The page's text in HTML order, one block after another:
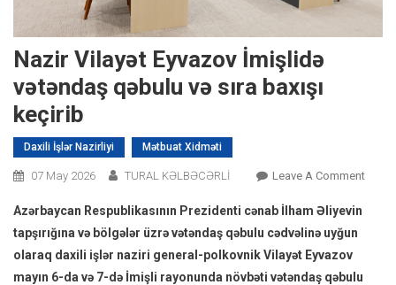
Nazir Vilayət Eyvazov İmişlidə
vətəndaş qəbulu və sıra baxışı
keçirib
Daxili İşlər Nazirliyi Mətbuat Xidməti
07 May 2026 TURAL KƏLBƏCƏRLİ Leave A CommentOn
Azərbaycan Respublikasının Prezidenti cənab İlham Əliyevin
tapşırığına və bölgələr üzrə vətəndaş qəbulu cədvəlinə uyğun
olaraq daxili işlər naziri general-polkovnik Vilayət Eyvazov
mayın 6-da və 7-də İmişli rayonunda növbəti vətəndaş qəbulu